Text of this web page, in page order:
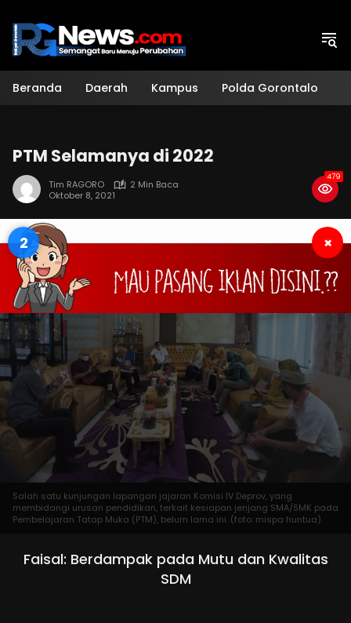
konten
Beranda Daerah Kampus Polda Gorontalo
PTM Selamanya di 2022
Tim RAGORO
2 Min Baca
Oktober 8, 2021
479
1 ×
Salah satu kunjungan lapangan jajaran Komisi IV Deprov, yang
membidangi urusan pendidikan, terkait kesiapan jenjang SMA/SMK pada
Pembelajaran Tatap Muka (PTM), belum lama ini. (foto: mispa huntua)
Faisal: Berdampak pada Mutu dan Kwalitas
SDM